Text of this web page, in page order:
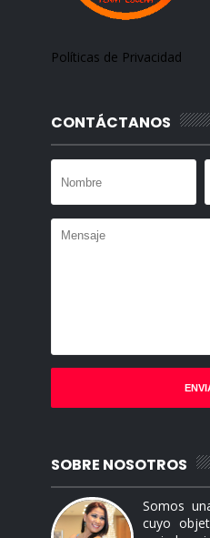
Políticas de Privacidad
CONTÁCTANOS
SOBRE NOSOTROS
Somos
cuyo